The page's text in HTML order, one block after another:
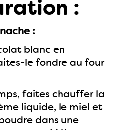
:
:
blanc en
le fondre au four
faites chauffer la
liquide, le miel et
dans une